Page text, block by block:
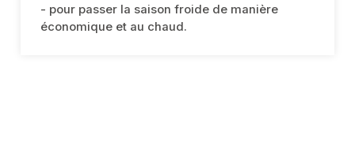
- pour passer la saison froide de manière
économique et au chaud.